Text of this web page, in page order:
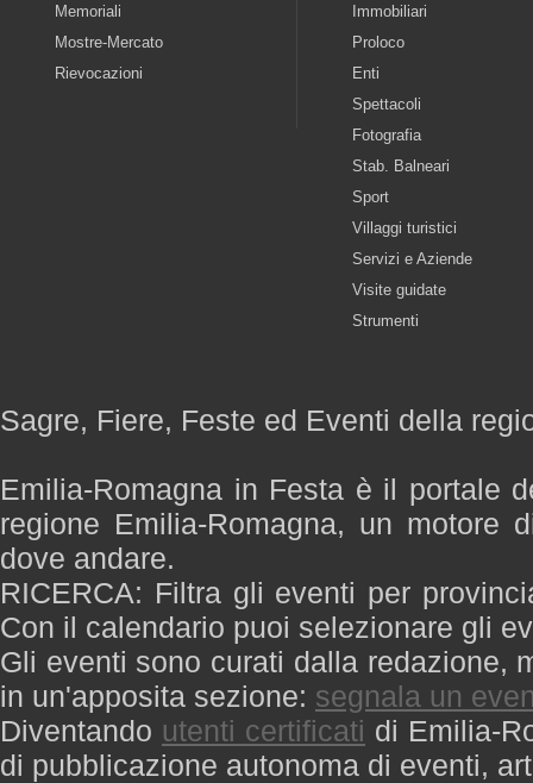
Memoriali
Mostre-Mercato
Rievocazioni
Immobiliari
Proloco
Enti
Spettacoli
Fotografia
Stab. Balneari
Sport
Villaggi turistici
Servizi e Aziende
Visite guidate
Strumenti
Sagre, Fiere, Feste ed Eventi della
Emilia-Romagna in Festa è il portale
regione Emilia-Romagna, un motore
dove andare.
RICERCA: Filtra gli eventi per
Con il calendario puoi selezionare gli
Gli eventi sono curati dalla redazione,
in un'apposita sezione: segnala un
Diventando utenti certificati di Emilia-
di pubblicazione autonoma di eventi,